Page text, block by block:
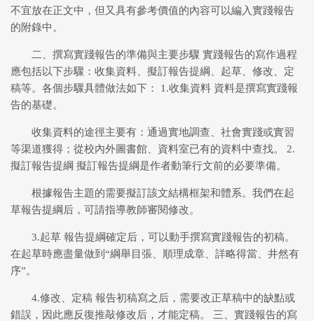
不宜放在正文中，但又具有參考價值的內容可以編入實踐報告
的附錄中。
二、撰寫實踐報告的準備與主要步驟 實踐報告的寫作過程
應包括以下步驟：收集資料、擬訂報告提綱、起草、修改、定
稿等。各個步驟具體做法如下： 1.收集資料 資料是撰寫實踐報
告的基礎。
收集資料的途徑主要有：通過實地調查、社會實踐或實習
等渠道獲得；從校內外圖書館、資料室已有的資料中查找。 2.
擬訂報告提綱 擬訂報告提綱是作者動筆行文前的必要準備。
根據報告主題的需要擬訂該文結構框架和體系。我們在起
草報告提綱后，可請指導教師審閱修改。
3.起草 報告提綱確定后，可以動手撰寫實踐報告的初稿。
在起草時應盡量做到“綱舉目張、順理成章、詳略得當、井然有
序”。
4.修改、定稿 報告初稿寫之后，需要改正草稿中的缺點或
錯誤，因此應反復推敲修改后，才能定稿。 三、實踐報告的寫